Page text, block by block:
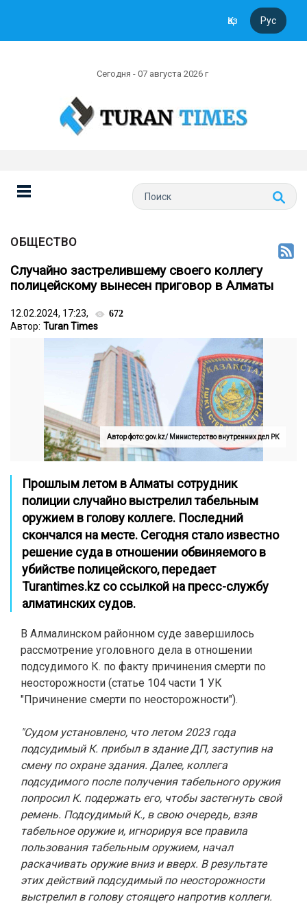
Қаз Рус
Сегодня - 07 августа 2026 г
ОБЩЕСТВО
Случайно застрелившему своего коллегу
полицейскому вынесен приговор в Алматы
12.02.2024, 17:23, 672
Автор: Turan Times
Автор фото: gov.kz/ Министерство внутренних дел РК
Прошлым летом в Алматы сотрудник
полиции случайно выстрелил табельным
оружием в голову коллеге. Последний
скончался на месте. Сегодня стало известно
решение суда в отношении обвиняемого в
убийстве полицейского, передает
Turantimes.kz со ссылкой на пресс-службу
алматинских судов.
В Алмалинском районном суде завершилось
рассмотрение уголовного дела в отношении
подсудимого К. по факту причинения смерти по
неосторожности (статье 104 части 1 УК
"Причинение смерти по неосторожности").
"Судом установлено, что летом 2023 года
подсудимый К. прибыл в здание ДП, заступив на
смену по охране здания. Далее, коллега
подсудимого после получения табельного оружия
попросил К. подержать его, чтобы застегнуть свой
ремень. Подсудимый К., в свою очередь, взяв
табельное оружие и, игнорируя все правила
пользования табельным оружием, начал
раскачивать оружие вниз и вверх. В результате
этих действий подсудимый по неосторожности
выстрелил в голову стоящего напротив коллеги.